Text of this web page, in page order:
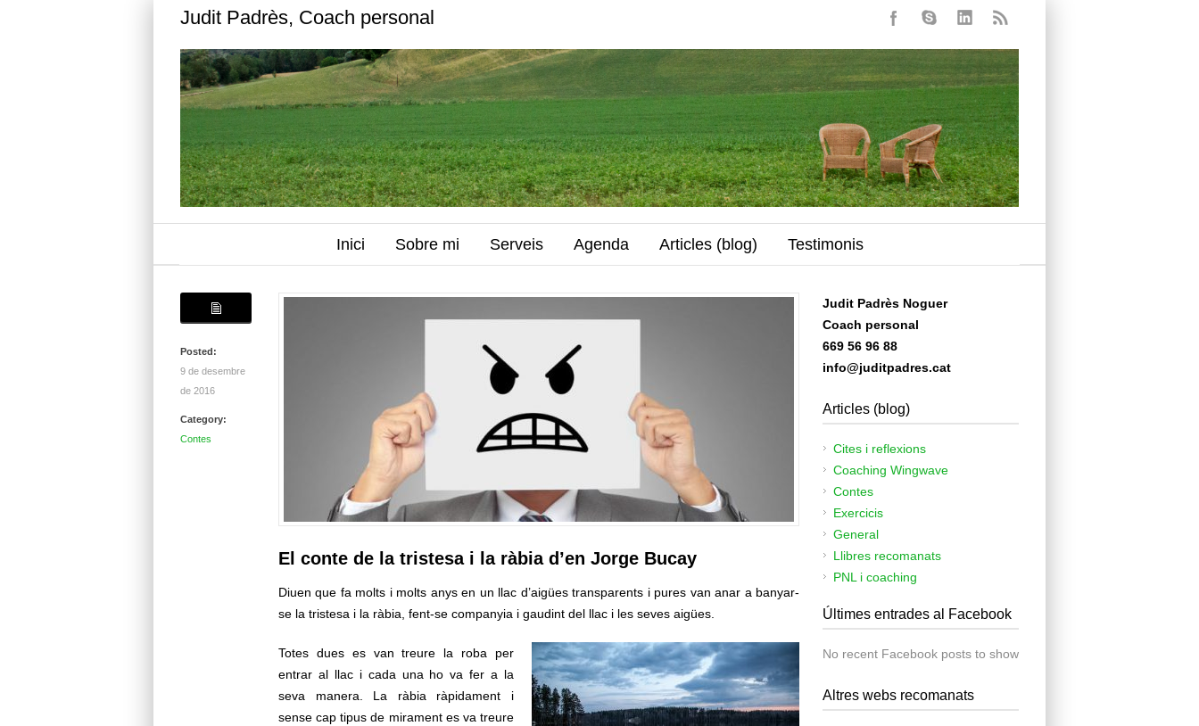
Judit Padrès, Coach personal
Inici Sobre mi Serveis Agenda Articles (blog) Testimonis
Posted:
9 de desembre
de 2016
Category:
Contes
El conte de la tristesa i la ràbia d’en Jorge Bucay
Diuen que fa molts i molts anys en un llac d’aigües transparents i pures van anar a banyar-
se la tristesa i la ràbia, fent-se companyia i gaudint del llac i les seves aigües.
Totes dues es van treure la roba per
entrar al llac i cada una ho va fer a la
seva manera. La ràbia ràpidament i
sense cap tipus de mirament es va treure
Judit Padrès Noguer
Coach personal
669 56 96 88
info@juditpadres.cat
Articles (blog)
Cites i reflexions
Coaching Wingwave
Contes
Exercicis
General
Llibres recomanats
PNL i coaching
Últimes entrades al Facebook
No recent Facebook posts to show
Altres webs recomanats